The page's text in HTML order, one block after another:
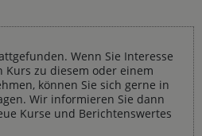
Wenn Sie Interesse
Kurs zu diesem oder einem
können Sie sich gerne in
Wir informieren Sie dann
Kurse und Berichtenswertes